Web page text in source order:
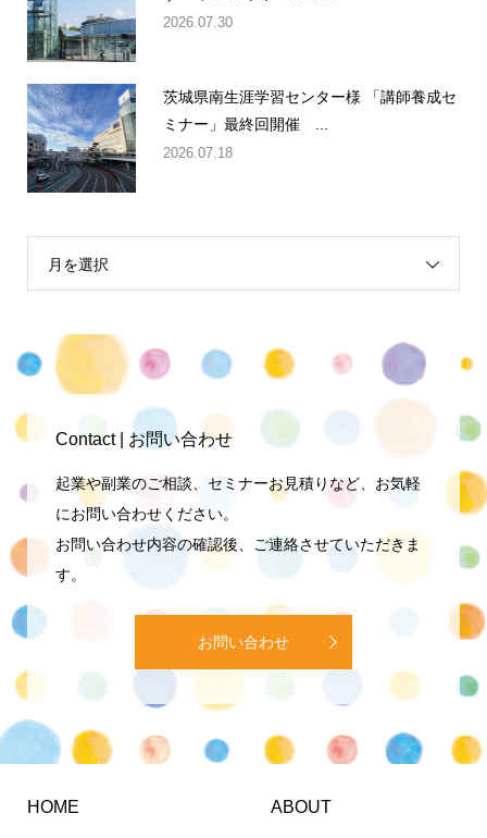
2026.07.30
茨城県南生涯学習センター様 「講師養成セ
ミナー」最終回開催 ...
2026.07.18
月を選択
Contact | お問い合わせ
起業や副業のご相談、セミナーお見積りなど、お気軽
にお問い合わせください。
お問い合わせ内容の確認後、ご連絡させていただきま
す。
お問い合わせ
HOME ABOUT